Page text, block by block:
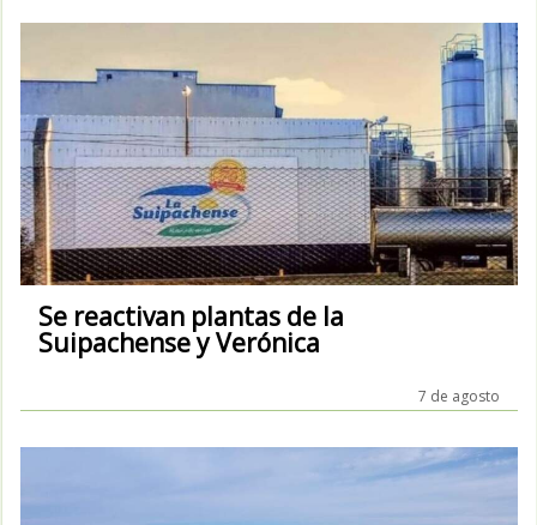
Se reactivan plantas de la
Suipachense y Verónica
7 de agosto